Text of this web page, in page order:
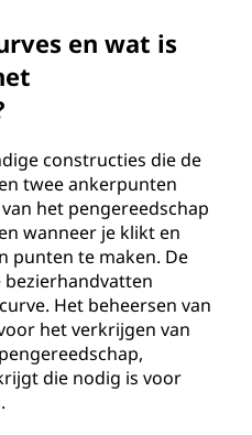
en wat is
constructies die de
twee ankerpunten
het pengereedschap
wanneer je klikt en
punten te maken. De
Het beheersen van
het verkrijgen van
die nodig is voor